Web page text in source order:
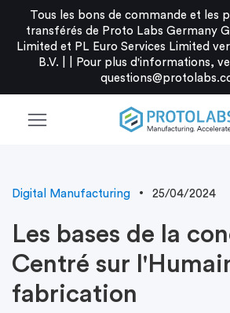
Tous les bons de commande et les
transférés de Proto Labs Germany
Limited et PL Euro Services Limited
B.V. |
Pour plus d'informations,
menu
Digital Manufacturing 25/04/2024
Les bases de la
Centré sur
fabrication